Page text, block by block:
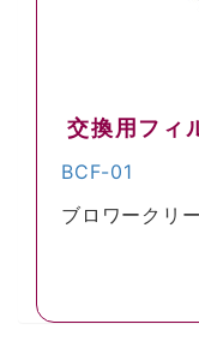
交換用フィ
BCF-01
ブロワークリ